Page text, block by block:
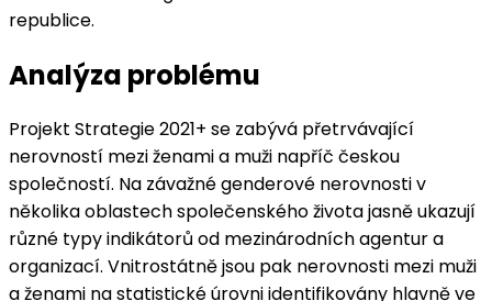
republice.
Analýza problému
Projekt Strategie 2021+ se zabývá přetrvávající
nerovností mezi ženami a muži napříč českou
společností. Na závažné genderové nerovnosti v
několika oblastech společenského života jasně ukazují
různé typy indikátorů od mezinárodních agentur a
organizací. Vnitrostátně jsou pak nerovnosti mezi muži
a ženami na statistické úrovni identifikovány hlavně ve